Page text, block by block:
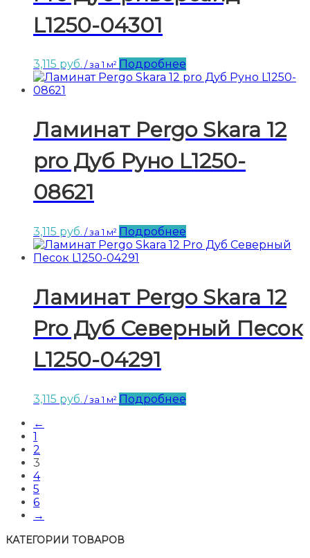
L1250-04301
3,115 руб. / за 1 м² Подробнее
Ламинат Pergo Skara 12
pro Дуб Руно L1250-
08621
3,115 руб. / за 1 м² Подробнее
Ламинат Pergo Skara 12
Pro Дуб Северный Песок
L1250-04291
3,115 руб. / за 1 м² Подробнее
←
1
2
3
4
5
6
→
КАТЕГОРИИ ТОВАРОВ